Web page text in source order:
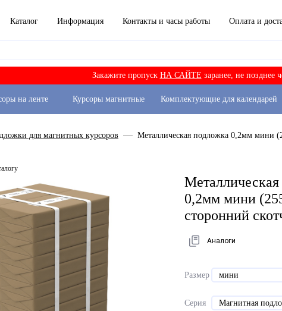
Каталог Информация Контакты и часы работы Оплата и
Закажите пропуск НА САЙТЕ заранее, не позднее
на ленте Курсоры магнитные Комплектующие для календарей
для магнитных курсоров Металлическая подложка 0,2мм мини
0,2мм мини
сторонний
Аналоги
Размер мини
Серия Магнитная